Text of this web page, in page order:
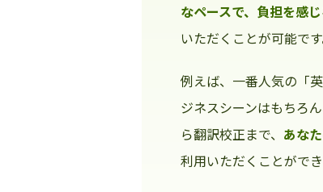
なペースで、負担を感
いただくことが可能です
例えば、一番人気の「
ジネスシーンはもちろ
ら翻訳校正まで、 あな
利用いただくことができ